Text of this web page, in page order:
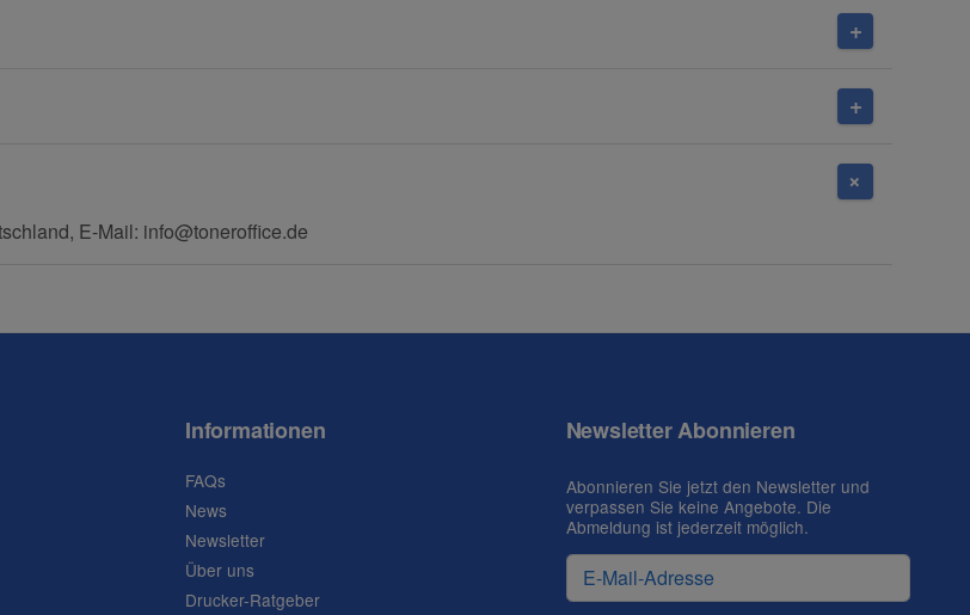
E-Mail: info@toneroffice.de
Informationen
FAQs
News
Newsletter
Über uns
Drucker-Ratgeber
Newsletter Abonnieren
Abonnieren Sie jetzt den Newsletter und
verpassen Sie keine Angebote. Die
Abmeldung ist jederzeit möglich.